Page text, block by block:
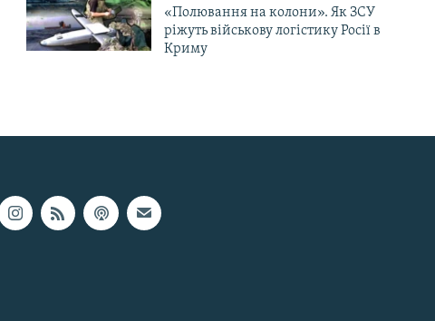
«Полювання на колони». Як ЗСУ
ріжуть військову логістику Росії в
Криму